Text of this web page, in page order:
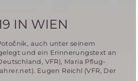
IN WIEN
auch unter seinem
und ein Erinnerungstext an
VFR), Maria Pflug-
Eugen Reichl (VFR, Der